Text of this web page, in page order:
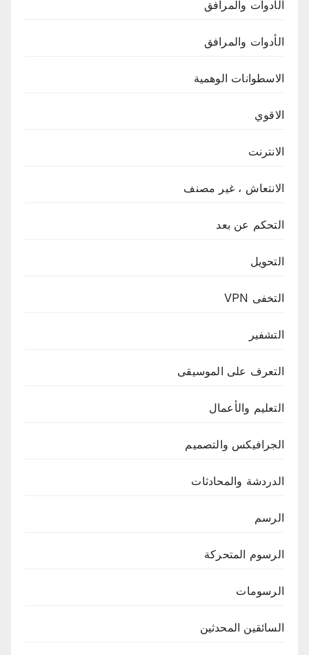
الأدوات والمرافق
الأدوات والمرافق
الاسطوانات الوهمية
الاقوي
الانترنت
الانتعاش ، غير مصنف
التحكم عن بعد
التحويل
التخفى VPN
التشفير
التعرف على الموسيقى
التعليم والأعمال
الجرافيكس والتصميم
الدردشة والمحادثات
الرسم
الرسوم المتحركة
الرسومات
السائقين المحدثين